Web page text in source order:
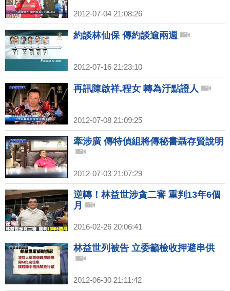
2012-07-04 21:08:26
約談林仙保 傳約談逾兩週
2012-07-16 21:23:10
再訊陳啟祥.程女 轉為汙點證人
2012-07-08 21:09:25
牽涉廣 傳特偵組將傳秘書聶存賢說明
2012-07-03 21:07:29
逆轉！林益世涉貪二審 重判13年6個
月
2016-02-26 20:06:41
林益世列被告 立委籲檢收押避串供
2012-06-30 21:11:42